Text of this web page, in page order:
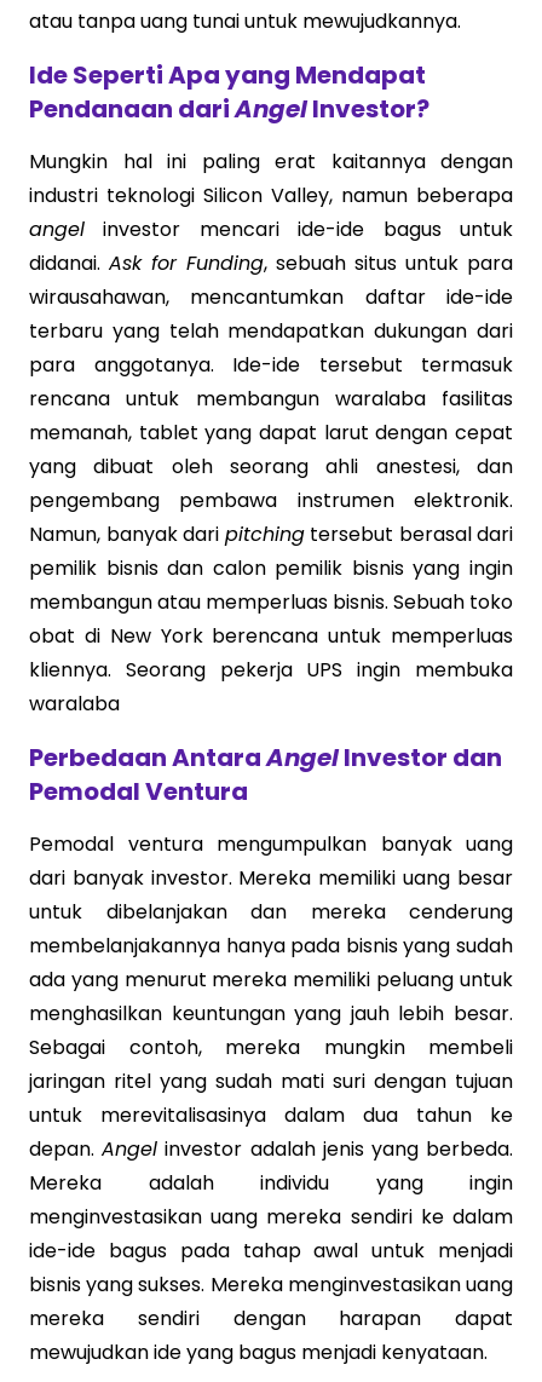
atau tanpa uang tunai untuk mewujudkannya.
Ide Seperti Apa yang Mendapat
Pendanaan dariAngelInvestor?
Mungkin hal ini paling erat kaitannya dengan
industri teknologi Silicon Valley, namun beberapa
angel investor mencari ide-ide bagus untuk
didanai. Ask for Funding, sebuah situs untuk para
wirausahawan, mencantumkan daftar ide-ide
terbaru yang telah mendapatkan dukungan dari
para anggotanya. Ide-ide tersebut termasuk
rencana untuk membangun waralaba fasilitas
memanah, tablet yang dapat larut dengan cepat
yang dibuat oleh seorang ahli anestesi, dan
pengembang pembawa instrumen elektronik.
Namun, banyak dari pitchingtersebut berasal dari
pemilik bisnis dan calon pemilik bisnis yang ingin
membangun atau memperluas bisnis. Sebuah toko
obat di New York berencana untuk memperluas
kliennya. Seorang pekerja UPS ingin membuka
waralaba
Perbedaan AntaraAngelInvestor dan
Pemodal Ventura
Pemodal ventura mengumpulkan banyak uang
dari banyak investor. Mereka memiliki uang besar
untuk dibelanjakan dan mereka cenderung
membelanjakannya hanya pada bisnis yang sudah
ada yang menurut mereka memiliki peluang untuk
menghasilkan keuntungan yang jauh lebih besar.
Sebagai contoh, mereka mungkin membeli
jaringan ritel yang sudah mati suri dengan tujuan
untuk merevitalisasinya dalam dua tahun ke
depan.Angel investor adalah jenis yang berbeda.
Mereka adalah individu yang ingin
menginvestasikan uang mereka sendiri ke dalam
ide-ide bagus pada tahap awal untuk menjadi
bisnis yang sukses. Mereka menginvestasikan uang
mereka sendiri dengan harapan dapat
mewujudkan ide yang bagus menjadi kenyataan.